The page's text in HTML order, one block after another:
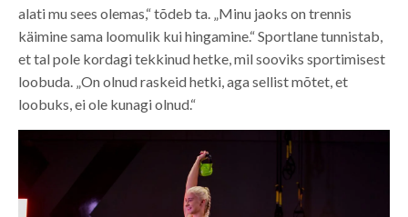
alati mu sees olemas,“ tõdeb ta. „Minu jaoks on trennis
käimine sama loomulik kui hingamine.“ Sportlane tunnistab,
et tal pole kordagi tekkinud hetke, mil sooviks sportimisest
loobuda. „On olnud raskeid hetki, aga sellist mõtet, et
loobuks, ei ole kunagi olnud.“